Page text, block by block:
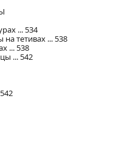
... 534
тетивах ... 538
... 538
... 542